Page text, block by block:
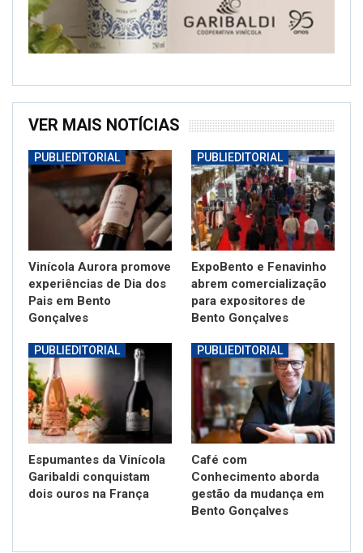
VER MAIS NOTÍCIAS
PUBLIEDITORIAL
Vinícola Aurora promove
experiências de Dia dos
Pais em Bento
Gonçalves
PUBLIEDITORIAL
ExpoBento e Fenavinho
abrem comercialização
para expositores de
Bento Gonçalves
PUBLIEDITORIAL
Espumantes da Vinícola
Garibaldi conquistam
dois ouros na França
PUBLIEDITORIAL
Café com
Conhecimento aborda
gestão da mudança em
Bento Gonçalves